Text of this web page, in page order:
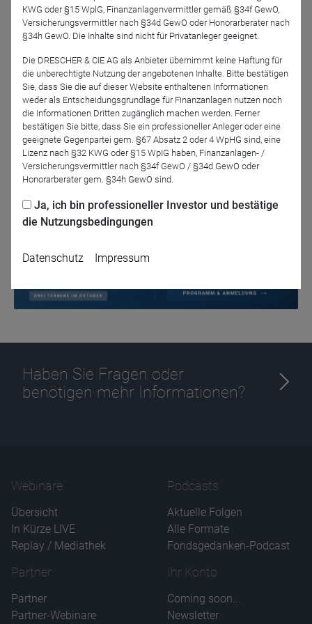
Die AC Innovation GmbH unterstützt Herens bei Marketing
und Investor Relations.
Jetzt für das Partner-Webinar anmelden
Zurück
Haben Sie Fragen oder
benötigen mehr Informationen?
Webinare
Übersicht
In Kürze LIVE
Replay / Mediathek
Podcasts
Aktuelle Folgen
Alle Formate
Fondsgedanken-Podcast
Partner
Partner
Partner-Webinare
Ihr Konto
Coming soon...
Newsletter
KWG oder §15 WplG, Finanzanlagenvermittler gemäß §34f GewO,
Versicherungsvermittler nach §34d GewO oder Honorarberater nach
§34h GewO. Die Inhalte sind nicht für Privatanleger geeignet.
Die DRESCHER & CIE AG als Anbieter übernimmt keine Haftung für
die unberechtigte Nutzung der angebotenen Inhalte. Bitte bestätigen
Sie, dass Sie die auf dieser Website enthaltenen Informationen
weder als Entscheidungsgrundlage für Finanzanlagen nutzen noch
die Informationen Dritten zugänglich machen werden. Ferner
bestätigen Sie bitte, dass Sie ein professioneller Anleger oder eine
geeignete Gegenpartei gem. §67 Absatz 2 oder 4 WpHG sind, eine
Lizenz nach §32 KWG oder §15 WpIG haben, Finanzanlagen- /
Versicherungsvermittler nach §34f GewO / §34d GewO oder
Honorarberater gem. §34h GewO sind.
Ja, ich bin professioneller Investor und bestätige
die Nutzungsbedingungen
Datenschutz Impressum
Name
CPref
D&C